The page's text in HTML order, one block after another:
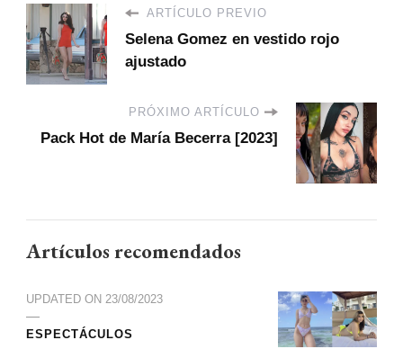
ARTÍCULO PREVIO
Selena Gomez en vestido rojo
ajustado
PRÓXIMO ARTÍCULO
Pack Hot de María Becerra [2023]
Artículos recomendados
UPDATED ON 23/08/2023
ESPECTÁCULOS